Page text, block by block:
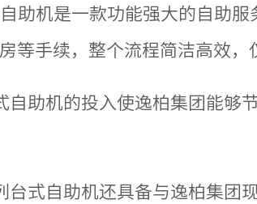
助机是一款功能强大的自助
等手续，整个流程简洁高效，
自助机的投入使逸柏集团能够
台式自助机还具备与逸柏集团